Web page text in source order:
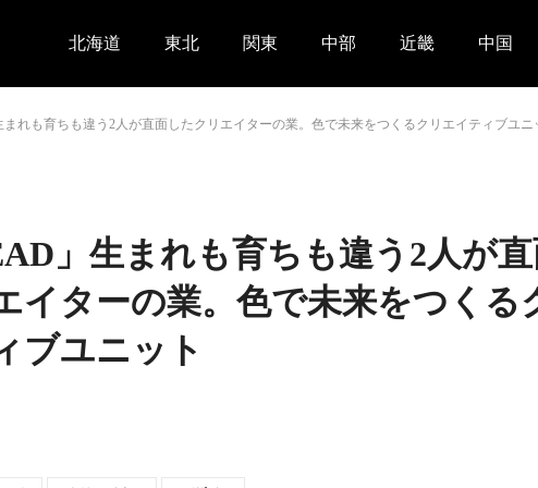
北海道 東北 関東 中部 近畿 中国
まれも育ちも違う2人が直面したクリエイターの業。色で未来をつくるクリエイティブユニ
」生まれも育ちも違う2人が
イターの業。色で未来をつくる
ブユニット